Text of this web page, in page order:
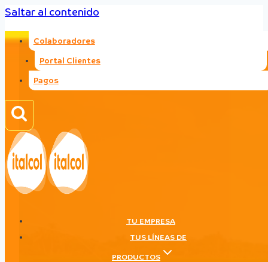
Saltar al contenido
Colaboradores
Portal Clientes
Pagos
TU EMPRESA
TUS LÍNEAS DE
PRODUCTOS